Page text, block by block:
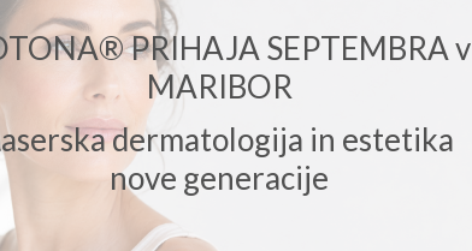
ON-LINE REZERVACIJA TERMINA
PRIHAJA SEPTEMBRA v
MARIBOR
dermatologija in estetika
nove generacije